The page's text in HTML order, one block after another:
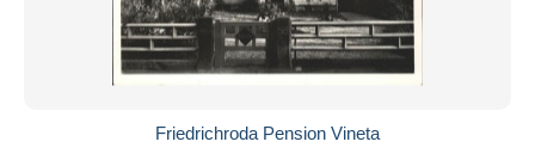
Friedrichroda Pension Vineta